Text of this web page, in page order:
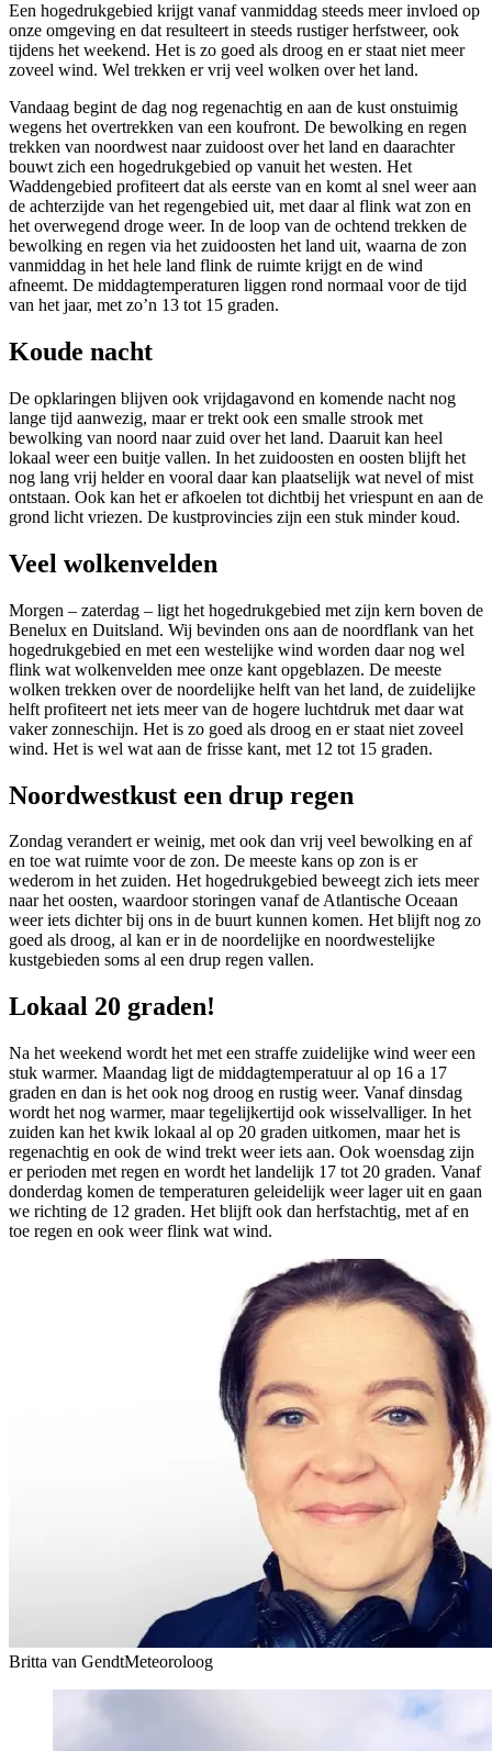
Een hogedrukgebied krijgt vanaf vanmiddag steeds meer invloed op
onze omgeving en dat resulteert in steeds rustiger herfstweer, ook
tijdens het weekend. Het is zo goed als droog en er staat niet meer
zoveel wind. Wel trekken er vrij veel wolken over het land.
Vandaag begint de dag nog regenachtig en aan de kust onstuimig
wegens het overtrekken van een koufront. De bewolking en regen
trekken van noordwest naar zuidoost over het land en daarachter
bouwt zich een hogedrukgebied op vanuit het westen. Het
Waddengebied profiteert dat als eerste van en komt al snel weer aan
de achterzijde van het regengebied uit, met daar al flink wat zon en
het overwegend droge weer. In de loop van de ochtend trekken de
bewolking en regen via het zuidoosten het land uit, waarna de zon
vanmiddag in het hele land flink de ruimte krijgt en de wind
afneemt. De middagtemperaturen liggen rond normaal voor de tijd
van het jaar, met zo’n 13 tot 15 graden.
Koude nacht
De opklaringen blijven ook vrijdagavond en komende nacht nog
lange tijd aanwezig, maar er trekt ook een smalle strook met
bewolking van noord naar zuid over het land. Daaruit kan heel
lokaal weer een buitje vallen. In het zuidoosten en oosten blijft het
nog lang vrij helder en vooral daar kan plaatselijk wat nevel of mist
ontstaan. Ook kan het er afkoelen tot dichtbij het vriespunt en aan de
grond licht vriezen. De kustprovincies zijn een stuk minder koud.
Veel wolkenvelden
Morgen – zaterdag – ligt het hogedrukgebied met zijn kern boven de
Benelux en Duitsland. Wij bevinden ons aan de noordflank van het
hogedrukgebied en met een westelijke wind worden daar nog wel
flink wat wolkenvelden mee onze kant opgeblazen. De meeste
wolken trekken over de noordelijke helft van het land, de zuidelijke
helft profiteert net iets meer van de hogere luchtdruk met daar wat
vaker zonneschijn. Het is zo goed als droog en er staat niet zoveel
wind. Het is wel wat aan de frisse kant, met 12 tot 15 graden.
Noordwestkust een drup regen
Zondag verandert er weinig, met ook dan vrij veel bewolking en af
en toe wat ruimte voor de zon. De meeste kans op zon is er
wederom in het zuiden. Het hogedrukgebied beweegt zich iets meer
naar het oosten, waardoor storingen vanaf de Atlantische Oceaan
weer iets dichter bij ons in de buurt kunnen komen. Het blijft nog zo
goed als droog, al kan er in de noordelijke en noordwestelijke
kustgebieden soms al een drup regen vallen.
Lokaal 20 graden!
Na het weekend wordt het met een straffe zuidelijke wind weer een
stuk warmer. Maandag ligt de middagtemperatuur al op 16 a 17
graden en dan is het ook nog droog en rustig weer. Vanaf dinsdag
wordt het nog warmer, maar tegelijkertijd ook wisselvalliger. In het
zuiden kan het kwik lokaal al op 20 graden uitkomen, maar het is
regenachtig en ook de wind trekt weer iets aan. Ook woensdag zijn
er perioden met regen en wordt het landelijk 17 tot 20 graden. Vanaf
donderdag komen de temperaturen geleidelijk weer lager uit en gaan
we richting de 12 graden. Het blijft ook dan herfstachtig, met af en
toe regen en ook weer flink wat wind.
Britta van GendtMeteoroloog